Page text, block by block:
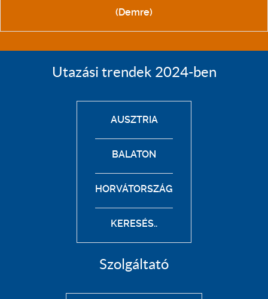
(Demre)
Utazási trendek 2024-ben
AUSZTRIA
BALATON
HORVÁTORSZÁG
KERESÉS..
Szolgáltató